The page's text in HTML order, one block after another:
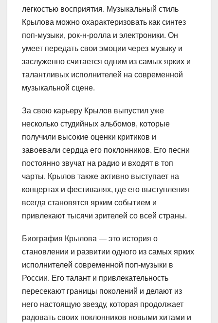
легкостью восприятия. Музыкальный стиль
Крылова можно охарактеризовать как синтез
поп-музыки, рок-н-ролла и электроники. Он
умеет передать свои эмоции через музыку и
заслуженно считается одним из самых ярких и
талантливых исполнителей на современной
музыкальной сцене.
За свою карьеру Крылов выпустил уже
несколько студийных альбомов, которые
получили высокие оценки критиков и
завоевали сердца его поклонников. Его песни
постоянно звучат на радио и входят в топ
чарты. Крылов также активно выступает на
концертах и фестивалях, где его выступления
всегда становятся ярким событием и
привлекают тысячи зрителей со всей страны.
Биография Крылова — это история о
становлении и развитии одного из самых ярких
исполнителей современной поп-музыки в
России. Его талант и привлекательность
пересекают границы поколений и делают из
него настоящую звезду, которая продолжает
радовать своих поклонников новыми хитами и